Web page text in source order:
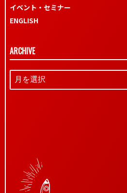
イベント・セミナー
ENGLISH
ARCHIVE